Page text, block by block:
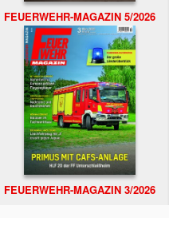
FEUERWEHR-MAGAZIN 5/2026
FEUERWEHR-MAGAZIN 3/2026